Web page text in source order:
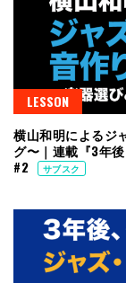
LESSON
横山和明によるジ
グ〜｜連載『3年
#2
サブスク